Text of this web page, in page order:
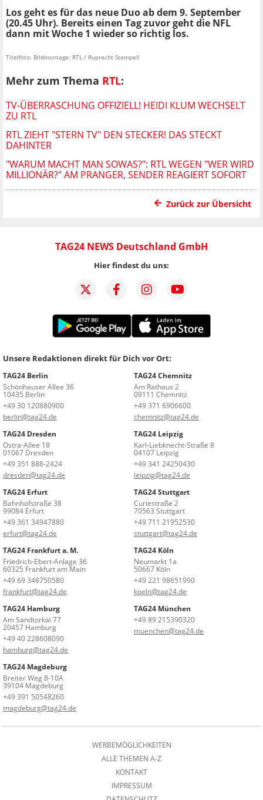
Los geht es für das neue Duo ab dem 9. September
(20.45 Uhr). Bereits einen Tag zuvor geht die NFL
dann mit Woche 1 wieder so richtig los.
Titelfoto: Bildmontage: RTL / Ruprecht Stempell
Mehr zum Thema RTL:
TV-ÜBERRASCHUNG OFFIZIELL! HEIDI KLUM WECHSELT
ZU RTL
RTL ZIEHT "STERN TV" DEN STECKER! DAS STECKT
DAHINTER
"WARUM MACHT MAN SOWAS?": RTL WEGEN "WER WIRD
MILLIONÄR?" AM PRANGER, SENDER REAGIERT SOFORT
Zurück zur Übersicht
TAG24 NEWS Deutschland GmbH
Hier findest du uns:
Unsere Redaktionen direkt für Dich vor Ort:
TAG24 Berlin
Schönhauser Allee 36
10435 Berlin
+49 30 120880900
berlin@tag24.de
TAG24 Chemnitz
Am Rathaus 2
09111 Chemnitz
+49 371 6906600
chemnitz@tag24.de
TAG24 Dresden
Ostra-Allee 18
01067 Dresden
+49 351 888-2424
dresden@tag24.de
TAG24 Leipzig
Karl-Liebknecht-Straße 8
04107 Leipzig
+49 341 24250430
leipzig@tag24.de
TAG24 Erfurt
Bahnhofstraße 38
99084 Erfurt
+49 361 34947880
erfurt@tag24.de
TAG24 Stuttgart
Curiestraße 2
70563 Stuttgart
+49 711 21952530
stuttgart@tag24.de
TAG24 Frankfurt a. M.
Friedrich-Ebert-Anlage 36
60325 Frankfurt am Main
+49 69 348750580
frankfurt@tag24.de
TAG24 Köln
Neumarkt 1a
50667 Köln
+49 221 98651990
koeln@tag24.de
TAG24 Hamburg
Am Sandtorkai 77
20457 Hamburg
+49 40 228608090
hamburg@tag24.de
TAG24 München
+49 89 215390320
muenchen@tag24.de
TAG24 Magdeburg
Breiter Weg 8-10A
39104 Magdeburg
+49 391 50548260
magdeburg@tag24.de
WERBEMÖGLICHKEITEN
ALLE THEMEN A-Z
KONTAKT
IMPRESSUM